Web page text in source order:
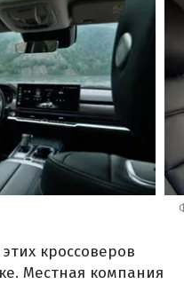
кроссоверов
Местная компания